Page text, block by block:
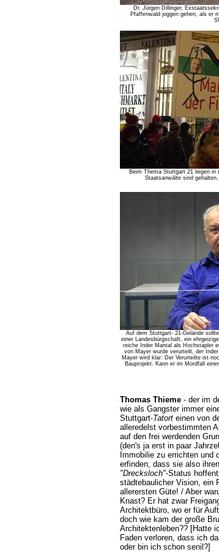
Dr. Jürgen Dillinger,
Pfaffenwald joggen gehen, als er
Beim Thema Stuttgart 21 liegen
Staatsanwälte sind
Auf dem Stuttgart- 21-Gelände
einer Landesbürgschaft, ein
reiche Inder Mantal als Hochstapler
von Mayer wurde verurteilt, der
Mayer wird klar: Der Verurteilte ist
Bauprojekt. Kann er im Mordfall
Thomas Thieme- der im
wie als Gangster immer
Stuttgart-Tatorteinen von
alleredelst vorbestimmten
auf den frei werdenden
(den's ja erst in paar
Immobilie zu errichten und
erfinden, dass sie also
"Drecksloch"-Status
städtebaulicher Vision, ein
allerersten Güte! / Aber
Knast? Er hat zwar
Architektbüro, wo er für
doch wie kam der große
Architektenleben?? [Hatte
Faden verloren, dass ich
oder bin ich schon senil?]